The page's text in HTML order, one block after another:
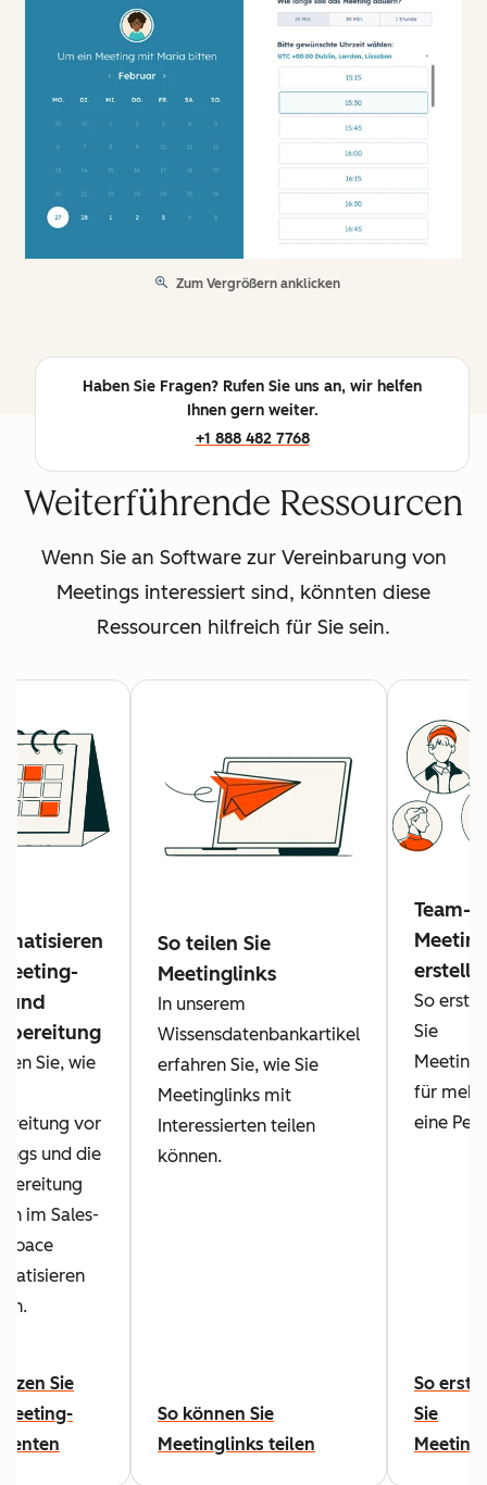
Zum Vergrößern anklicken
Haben Sie Fragen? Rufen Sie uns an, wir helfen
Ihnen gern weiter.
+1 888 482 7768
Weiterführende Ressourcen
Wenn Sie an Software zur Vereinbarung von
Meetings interessiert sind, könnten diese
Ressourcen hilfreich für Sie sein.
und
Sie, wie
vor
und die
im Sales-
Sie
So teilen Sie
Meetinglinks
In unserem
Wissensdatenbankartikel
erfahren Sie, wie Sie
Meetinglinks mit
Interessierten teilen
können.
So können Sie
Meetinglinks teilen
Team-
So
Sie
für mehr
eine
So
Sie